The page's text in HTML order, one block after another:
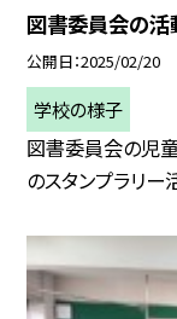
図書委員会の活
公開日 2025/02/20
学校の様子
図書委員会の児童
のスタンプラリー